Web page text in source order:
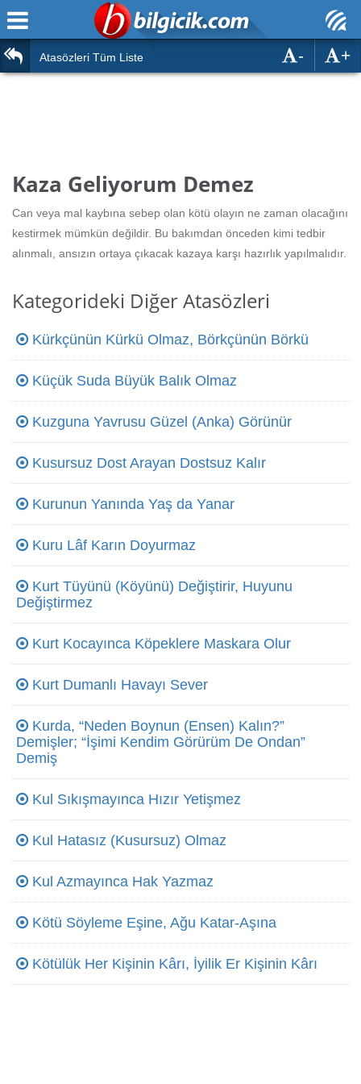
Ana Sayfa
Türk Tarihi & Kültürü
Eğitim
Diğer
Eğitim Haberleri
Atasözleri Tüm Liste +
-
Kaza Geliyorum Demez
Can veya mal kaybına sebep olan kötü olayın ne zaman olacağını
kestirmek mümkün değildir. Bu bakımdan önceden kimi tedbir
alınmalı, ansızın ortaya çıkacak kazaya karşı hazırlık yapılmalıdır.
Kategorideki Diğer Atasözleri
Kürkçünün Kürkü Olmaz, Börkçünün Börkü
Küçük Suda Büyük Balık Olmaz
Kuzguna Yavrusu Güzel (Anka) Görünür
Kusursuz Dost Arayan Dostsuz Kalır
Kurunun Yanında Yaş da Yanar
Kuru Lâf Karın Doyurmaz
Kurt Tüyünü (Köyünü) Değiştirir, Huyunu
Değiştirmez
Kurt Kocayınca Köpeklere Maskara Olur
Kurt Dumanlı Havayı Sever
Kurda, “Neden Boynun (Ensen) Kalın?”
Demişler; “İşimi Kendim Görürüm De Ondan”
Demiş
Kul Sıkışmayınca Hızır Yetişmez
Kul Hatasız (Kusursuz) Olmaz
Kul Azmayınca Hak Yazmaz
Kötü Söyleme Eşine, Ağu Katar-Aşına
Kötülük Her Kişinin Kârı, İyilik Er Kişinin Kârı